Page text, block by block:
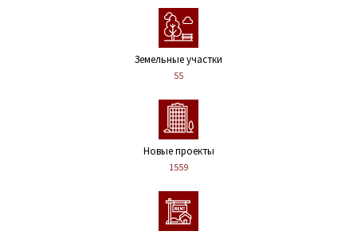
Земельные участки
55
Новые проекты
1559